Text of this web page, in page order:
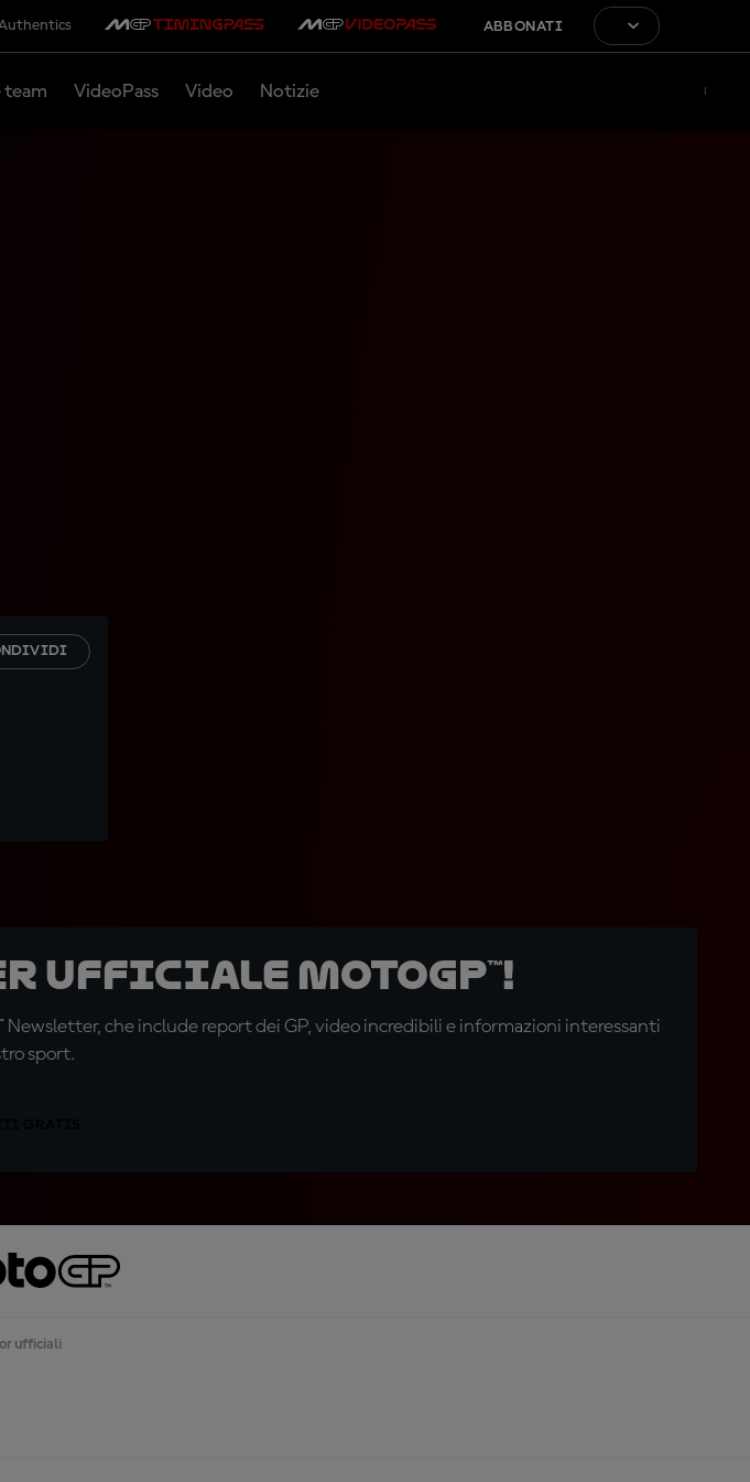
ABBONATI
team VideoPass Video Notizie
ufficiale MotoGP™!
che include report dei GP, video incredibili e informazioni interessanti
sport.
ufficiali